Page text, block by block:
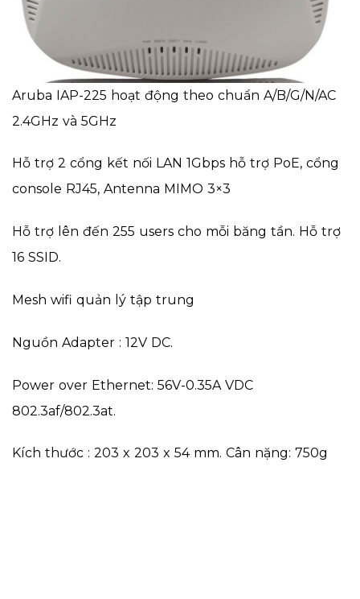
Aruba IAP-225 hoạt động theo chuẩn A/B/G/N/AC
2.4GHz và 5GHz
Hỗ trợ 2 cổng kết nối LAN 1Gbps hỗ trợ PoE, cổng
console RJ45, Antenna MIMO 3×3
Hỗ trợ lên đến 255 users cho mỗi băng tần. Hỗ trợ
16 SSID.
Mesh wifi quản lý tập trung
Nguồn Adapter : 12V DC.
Power over Ethernet: 56V-0.35A VDC
802.3af/802.3at.
Kích thước : 203 x 203 x 54 mm. Cân nặng: 750g